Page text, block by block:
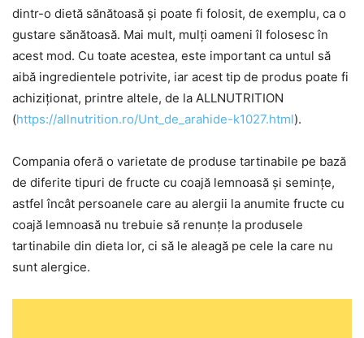
dintr-o dietă sănătoasă și poate fi folosit, de exemplu, ca o
gustare sănătoasă. Mai mult, mulți oameni îl folosesc în
acest mod. Cu toate acestea, este important ca untul să
aibă ingredientele potrivite, iar acest tip de produs poate fi
achiziționat, printre altele, de la ALLNUTRITION
(https://allnutrition.ro/Unt_de_arahide-k1027.html).
Compania oferă o varietate de produse tartinabile pe bază
de diferite tipuri de fructe cu coajă lemnoasă și semințe,
astfel încât persoanele care au alergii la anumite fructe cu
coajă lemnoasă nu trebuie să renunțe la produsele
tartinabile din dieta lor, ci să le aleagă pe cele la care nu
sunt alergice.